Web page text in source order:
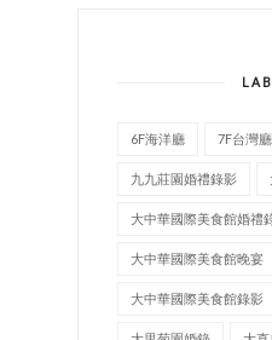
6F海洋廳 7F台灣廳
九九莊園婚禮錄影
大中華國際美食館婚禮
大中華國際美食館晚宴
大中華國際美食館錄影